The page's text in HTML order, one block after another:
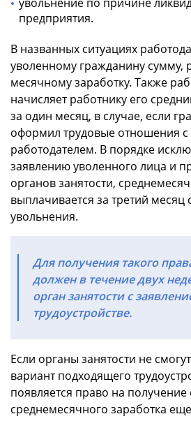
предприятия.
В названных ситуациях
уволенному гражданину сумму,
месячному заработку. Также
начисляет работнику его
за один месяц, в случае, если
оформил трудовые отношения
работодателем. В порядке
заявлению уволенного лица и
органов занятости,
выплачивается за третий месяц
увольнения.
Для получения такого
должен в течение двух
орган занятости с
трудоустройстве.
Если органы занятости не
вариант подходящего
появляется право на
среднемесячного заработка